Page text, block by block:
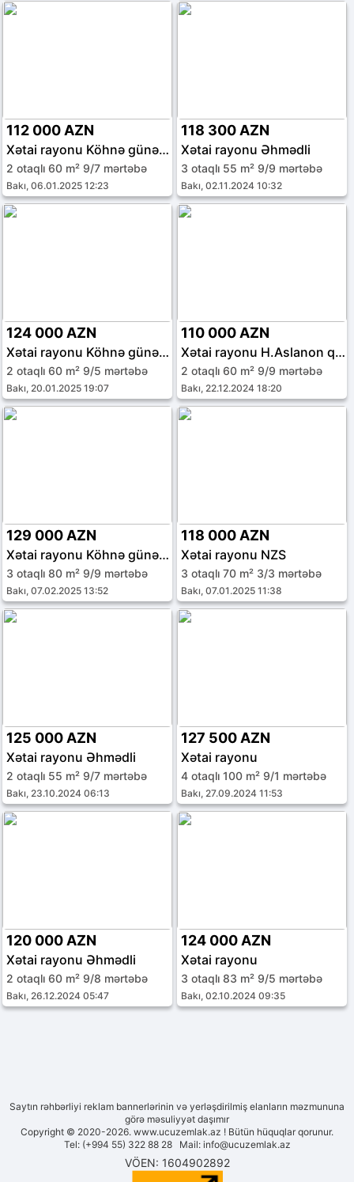
112 000 AZN
Xətai rayonu Köhnə günəşli qəs.
2 otaqlı 60 m² 9/7 mərtəbə
Bakı, 06.01.2025 12:23
118 300 AZN
Xətai rayonu Əhmədli
3 otaqlı 55 m² 9/9 mərtəbə
Bakı, 02.11.2024 10:32
124 000 AZN
Xətai rayonu Köhnə günəşli qəs.
2 otaqlı 60 m² 9/5 mərtəbə
Bakı, 20.01.2025 19:07
110 000 AZN
Xətai rayonu H.Aslanon qəs.
2 otaqlı 60 m² 9/9 mərtəbə
Bakı, 22.12.2024 18:20
129 000 AZN
Xətai rayonu Köhnə günəşli qəs.
3 otaqlı 80 m² 9/9 mərtəbə
Bakı, 07.02.2025 13:52
118 000 AZN
Xətai rayonu NZS
3 otaqlı 70 m² 3/3 mərtəbə
Bakı, 07.01.2025 11:38
125 000 AZN
Xətai rayonu Əhmədli
2 otaqlı 55 m² 9/7 mərtəbə
Bakı, 23.10.2024 06:13
127 500 AZN
Xətai rayonu
4 otaqlı 100 m² 9/1 mərtəbə
Bakı, 27.09.2024 11:53
120 000 AZN
Xətai rayonu Əhmədli
2 otaqlı 60 m² 9/8 mərtəbə
Bakı, 26.12.2024 05:47
124 000 AZN
Xətai rayonu
3 otaqlı 83 m² 9/5 mərtəbə
Bakı, 02.10.2024 09:35
Saytın rəhbərliyi reklam bannerlərinin və yerləşdirilmiş elanların məzmununa
görə məsuliyyət daşımır
Copyright © 2020-2026. www.ucuzemlak.az ! Bütün hüquqlar qorunur.
Tel: (+994 55) 322 88 28 Mail: info@ucuzemlak.az
VÖEN: 1604902892